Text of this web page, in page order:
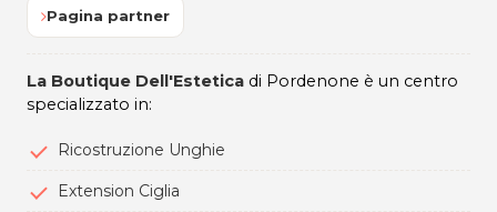
Pagina partner
La Boutique Dell'Estetica di Pordenone è un centro
specializzato in:
Ricostruzione Unghie
Extension Ciglia